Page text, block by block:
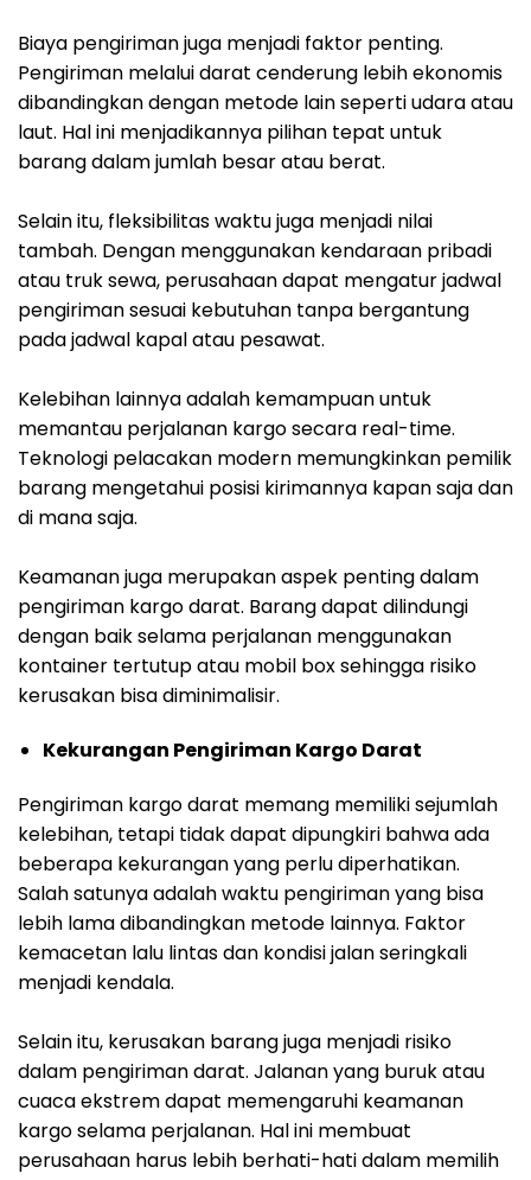
Biaya pengiriman juga menjadi faktor penting.
Pengiriman melalui darat cenderung lebih ekonomis
dibandingkan dengan metode lain seperti udara atau
laut. Hal ini menjadikannya pilihan tepat untuk
barang dalam jumlah besar atau berat.
Selain itu, fleksibilitas waktu juga menjadi nilai
tambah. Dengan menggunakan kendaraan pribadi
atau truk sewa, perusahaan dapat mengatur jadwal
pengiriman sesuai kebutuhan tanpa bergantung
pada jadwal kapal atau pesawat.
Kelebihan lainnya adalah kemampuan untuk
memantau perjalanan kargo secara real-time.
Teknologi pelacakan modern memungkinkan pemilik
barang mengetahui posisi kirimannya kapan saja dan
di mana saja.
Keamanan juga merupakan aspek penting dalam
pengiriman kargo darat. Barang dapat dilindungi
dengan baik selama perjalanan menggunakan
kontainer tertutup atau mobil box sehingga risiko
kerusakan bisa diminimalisir.
Kekurangan Pengiriman Kargo Darat
Pengiriman kargo darat memang memiliki sejumlah
kelebihan, tetapi tidak dapat dipungkiri bahwa ada
beberapa kekurangan yang perlu diperhatikan.
Salah satunya adalah waktu pengiriman yang bisa
lebih lama dibandingkan metode lainnya. Faktor
kemacetan lalu lintas dan kondisi jalan seringkali
menjadi kendala.
Selain itu, kerusakan barang juga menjadi risiko
dalam pengiriman darat. Jalanan yang buruk atau
cuaca ekstrem dapat memengaruhi keamanan
kargo selama perjalanan. Hal ini membuat
perusahaan harus lebih berhati-hati dalam memilih